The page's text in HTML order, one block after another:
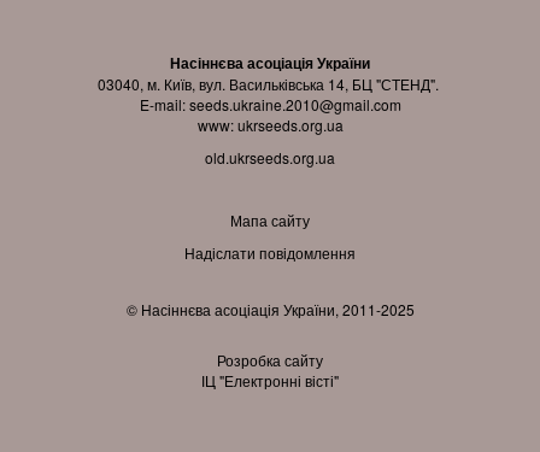
Насіннєва асоціація України
03040, м. Київ, вул. Васильківська 14, БЦ "СТЕНД".
E-mail:seeds.ukraine.2010@gmail.com
www:ukrseeds.org.ua
old.ukrseeds.org.ua
Мапа сайту
Надіслати повідомлення
© Насіннєва асоціація України, 2011-2025
Розробка сайту
ІЦ "Електронні вісті"